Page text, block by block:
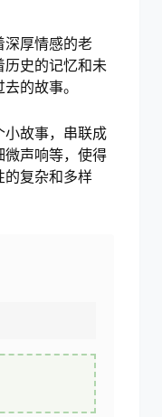
深厚情感的老
历史的记忆和未
的故事。
小故事，串联成
微声响等，使得
的复杂和多样